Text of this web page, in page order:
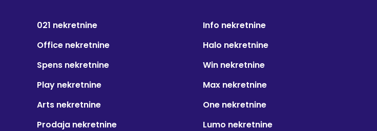
021 nekretnine
Info nekretnine
Office nekretnine
Halo nekretnine
Spens nekretnine
Win nekretnine
Play nekretnine
Max nekretnine
Arts nekretnine
One nekretnine
Prodaja nekretnine Lumo nekretnine